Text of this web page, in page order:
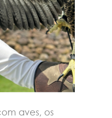
aves, os